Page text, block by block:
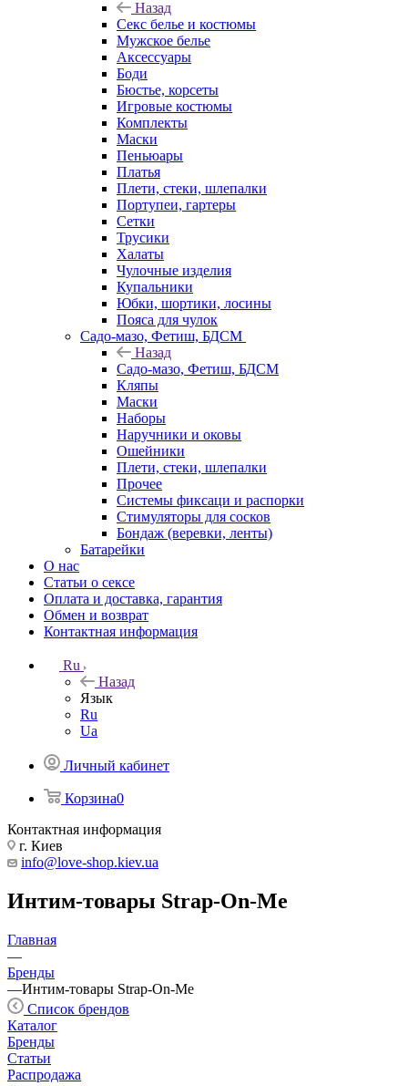
Назад
Секс белье и костюмы
Мужское белье
Аксессуары
Боди
Бюстье, корсеты
Игровые костюмы
Комплекты
Маски
Пеньюары
Платья
Плети, стеки, шлепалки
Портупеи, гартеры
Сетки
Трусики
Халаты
Чулочные изделия
Купальники
Юбки, шортики, лосины
Пояса для чулок
Садо-мазо, Фетиш, БДСМ
Назад
Садо-мазо, Фетиш, БДСМ
Кляпы
Маски
Наборы
Наручники и оковы
Ошейники
Плети, стеки, шлепалки
Прочее
Системы фиксаци и распорки
Стимуляторы для сосков
Бондаж (веревки, ленты)
Батарейки
О нас
Статьи о сексе
Оплата и доставка, гарантия
Обмен и возврат
Контактная информация
Ru
Назад
Язык
Ru
Ua
Личный кабинет
Корзина0
Контактная информация
г. Киев
info@love-shop.kiev.ua
Интим-товары Strap-On-Me
Главная
—
Бренды
—Интим-товары Strap-On-Me
Список брендов
Каталог
Бренды
Статьи
Распродажа